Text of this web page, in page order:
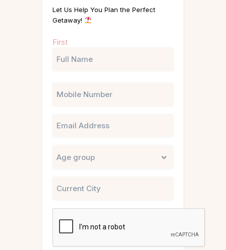
Let Us Help You Plan the Perfect
Getaway!
(Required)
First